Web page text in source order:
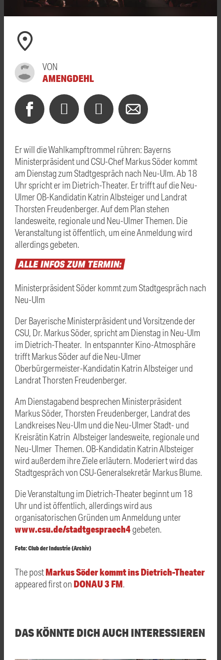
VON
AMENGDEHL
Er will die Wahlkampftrommel rühren: Bayerns
Ministerpräsident und CSU-Chef Markus Söder kommt
am Dienstag zum Stadtgespräch nach Neu-Ulm. Ab 18
Uhr spricht er im Dietrich-Theater. Er trifft auf die Neu-
Ulmer OB-Kandidatin Katrin Albsteiger und Landrat
Thorsten Freudenberger. Auf dem Plan stehen
landesweite, regionale und Neu-Ulmer Themen. Die
Veranstaltung ist öffentlich, um eine Anmeldung wird
allerdings gebeten.
ALLEINFOSZUM TERMIN:
Ministerpräsident Söder kommt zum Stadtgespräch nach
Neu-Ulm
Der Bayerische Ministerpräsident und Vorsitzende der
CSU, Dr. Markus Söder, spricht am Dienstag in Neu-Ulm
im Dietrich-Theater. In entspannter Kino-Atmosphäre
trifft Markus Söder auf die Neu-Ulmer
Oberbürgermeister-Kandidatin Katrin Albsteiger und
Landrat Thorsten Freudenberger.
Am Dienstagabend besprechen Ministerpräsident
Markus Söder, Thorsten Freudenberger, Landrat des
Landkreises Neu-Ulm und die Neu-Ulmer Stadt- und
Kreisrätin Katrin Albsteiger landesweite, regionale und
Neu-Ulmer Themen. OB-Kandidatin Katrin Albsteiger
wird außerdem ihre Ziele erläutern. Moderiert wird das
Stadtgespräch von CSU-Generalsekretär Markus Blume.
Die Veranstaltung im Dietrich-Theater beginnt um 18
Uhr und ist öffentlich, allerdings wird aus
organisatorischen Gründen um Anmeldung unter
www.csu.de/stadtgespraech4gebeten.
Foto: Club der Industrie (Archiv)
The postMarkus Söder kommt ins Dietrich-Theater
appeared first on DONAU 3 FM.
DAS KÖNNTE DICH AUCH INTERESSIEREN